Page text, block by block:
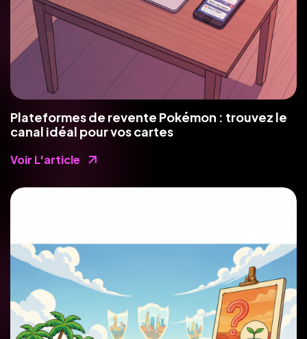
Plateformes de revente Pokémon : trouvez le
canal idéal pour vos cartes
Voir L'article